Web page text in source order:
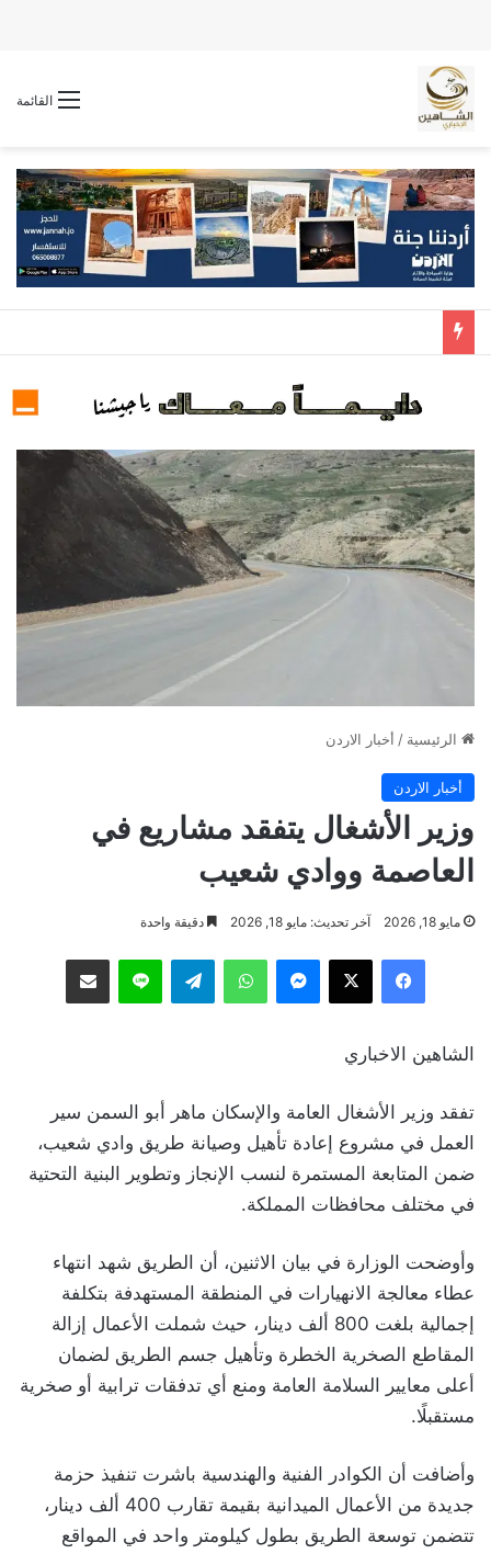
القائمة
الرئيسية / أخبار الاردن
أخبار الاردن
وزير الأشغال يتفقد مشاريع في
العاصمة ووادي شعيب
مايو 18, 2026 آخر تحديث: مايو 18, 2026 دقيقة واحدة
فيسبوك ‫X ماسنجر واتساب تيلقرام لاين مشاركة عبر البريد
الشاهين الاخباري
تفقد وزير الأشغال العامة والإسكان ماهر أبو السمن سير
العمل في مشروع إعادة تأهيل وصيانة طريق وادي شعيب،
ضمن المتابعة المستمرة لنسب الإنجاز وتطوير البنية التحتية
في مختلف محافظات المملكة.
وأوضحت الوزارة في بيان الاثنين، أن الطريق شهد انتهاء
عطاء معالجة الانهيارات في المنطقة المستهدفة بتكلفة
إجمالية بلغت 800 ألف دينار، حيث شملت الأعمال إزالة
المقاطع الصخرية الخطرة وتأهيل جسم الطريق لضمان
أعلى معايير السلامة العامة ومنع أي تدفقات ترابية أو صخرية
مستقبلًا.
وأضافت أن الكوادر الفنية والهندسية باشرت تنفيذ حزمة
جديدة من الأعمال الميدانية بقيمة تقارب 400 ألف دينار،
تتضمن توسعة الطريق بطول كيلومتر واحد في المواقع